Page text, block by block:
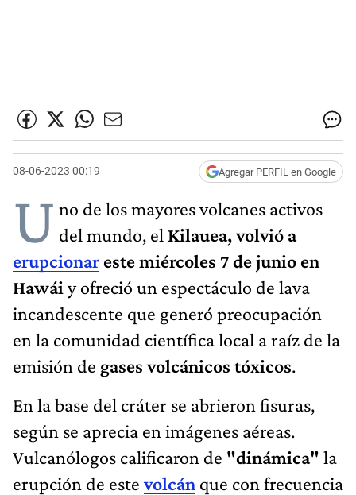
08-06-2023 00:19 Agregar PERFIL en Google
U no de los mayores volcanes activos
del mundo, el Kilauea, volvió a
erupcionar este miércoles 7 de junio en
Hawái y ofreció un espectáculo de lava
incandescente que generó preocupación
en la comunidad científica local a raíz de la
emisión de gases volcánicos tóxicos.
En la base del cráter se abrieron fisuras,
según se aprecia en imágenes aéreas.
Vulcanólogos calificaron de "dinámica" la
erupción de estevolcán que con frecuencia